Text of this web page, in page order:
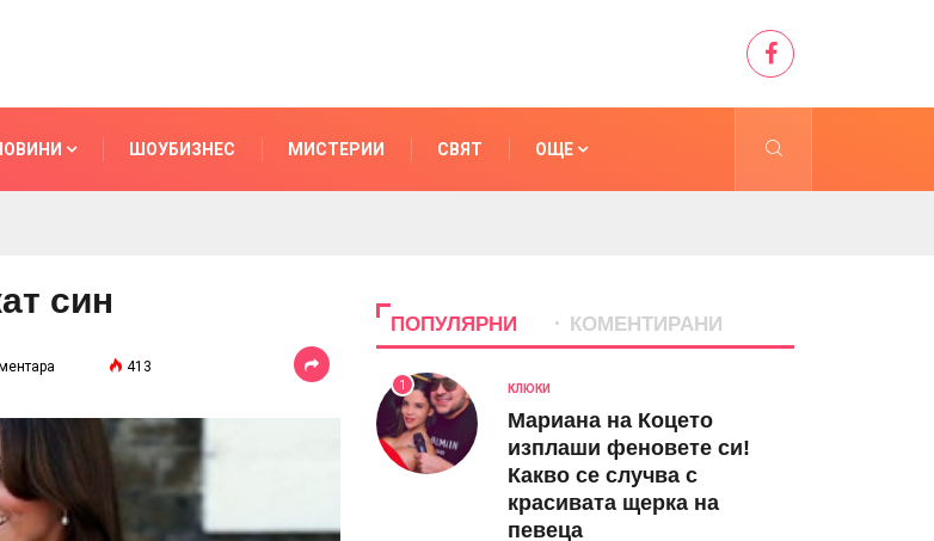
ШОУБИЗНЕС МИСТЕРИИ СВЯТ ОЩЕ
син
413
ПОПУЛЯРНИ КОМЕНТИРАНИ
1 КЛЮКИ
Мариана на Коцето
изплаши феновете си!
Какво се случва с
красивата щерка на
певеца